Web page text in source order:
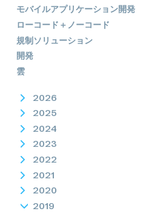
モバイルアプリケーション開発
ローコード＋ノーコード
規制ソリューション
開発
雲
2026
2025
2024
2023
2022
2021
2020
2019